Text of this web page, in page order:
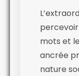
mots et
ancrée
nature